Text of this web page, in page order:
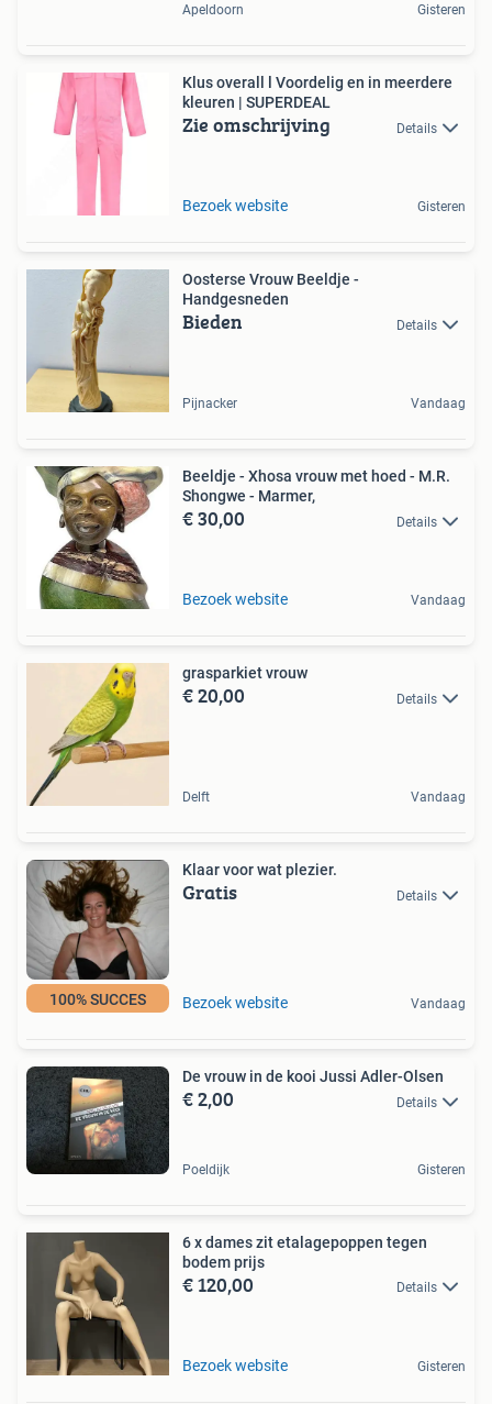
Apeldoorn Gisteren
Klus overall l Voordelig en in meerdere
kleuren | SUPERDEAL
Zie omschrijving Details
Bezoek website Gisteren
Oosterse Vrouw Beeldje -
Handgesneden
Bieden Details
Pijnacker Vandaag
Beeldje - Xhosa vrouw met hoed - M.R.
Shongwe - Marmer,
€ 30,00 Details
Bezoek website Vandaag
grasparkiet vrouw
€ 20,00 Details
Delft Vandaag
100% SUCCES
Klaar voor wat plezier.
Gratis Details
Bezoek website Vandaag
De vrouw in de kooi Jussi Adler-Olsen
€ 2,00 Details
Poeldijk Gisteren
6 x dames zit etalagepoppen tegen
bodem prijs
€ 120,00 Details
Bezoek website Gisteren